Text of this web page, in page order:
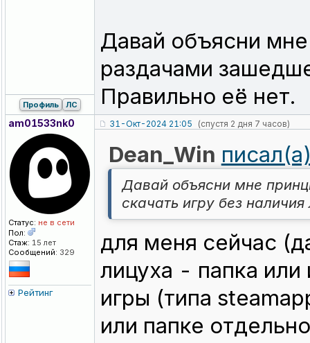
Давай объясни
раздачами
Правильно её нет.
Профиль ЛС
am01533nk0
Статус: не в сети
Пол:
Стаж: 15 лет
Сообщений: 329
Рейтинг
31-Окт-2024 21:05 (спустя 2 дня 7 часов)
Dean_Win
Давай объясни мне
скачать игру без
для меня сейчас
лицуха - папка
игры (типа
или папке